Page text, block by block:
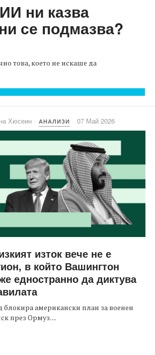
ни казва
се подмазва?
това, което не искаше да
Хюсеин АНАЛИЗИ 07 Май 2026
изток вече не е
в който Вашингтон
едностранно да диктува
блокира американски план за военен
през Ормуз. ...